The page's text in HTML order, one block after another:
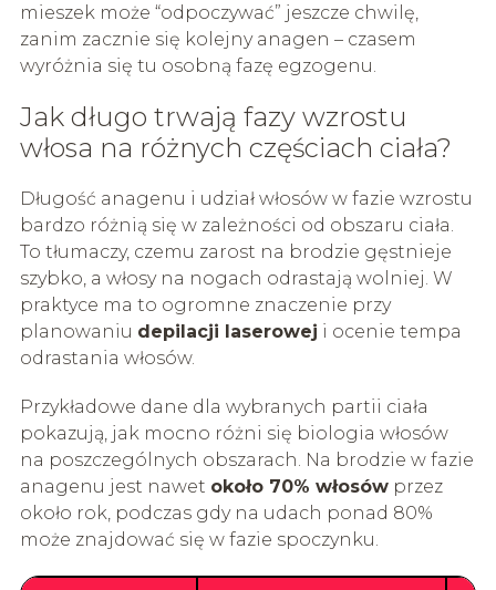
mieszek może “odpoczywać” jeszcze chwilę,
zanim zacznie się kolejny anagen – czasem
wyróżnia się tu osobną fazę egzogenu.
Jak długo trwają fazy wzrostu
włosa na różnych częściach ciała?
Długość anagenu i udział włosów w fazie wzrostu
bardzo różnią się w zależności od obszaru ciała.
To tłumaczy, czemu zarost na brodzie gęstnieje
szybko, a włosy na nogach odrastają wolniej. W
praktyce ma to ogromne znaczenie przy
planowaniu depilacji laserowej i ocenie tempa
odrastania włosów.
Przykładowe dane dla wybranych partii ciała
pokazują, jak mocno różni się biologia włosów
na poszczególnych obszarach. Na brodzie w fazie
anagenu jest nawet około 70% włosówprzez
około rok, podczas gdy na udach ponad 80%
może znajdować się w fazie spoczynku.